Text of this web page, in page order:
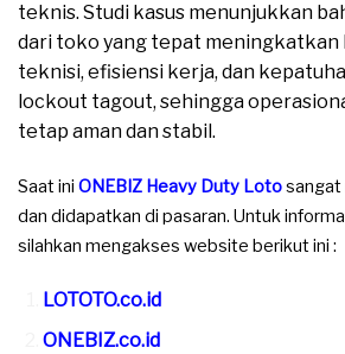
teknis. Studi kasus menunjukkan
dari toko yang tepat meningkatkan
teknisi, efisiensi kerja, dan
lockout tagout, sehingga
tetap aman dan stabil.
Saat ini ONEBIZ Heavy Duty Lotosangat
dan didapatkan di pasaran. Untuk
silahkan mengakses website berikut ini :
LOTOTO.co.id
ONEBIZ.co.id